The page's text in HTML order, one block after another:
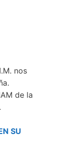
nos
de la
SU